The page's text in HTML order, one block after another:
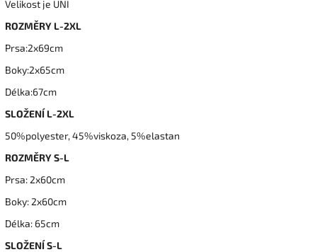
Velikost je UNI
ROZMĚRY L-2XL
Prsa:2x69cm
Boky:2x65cm
Délka:67cm
SLOŽENÍ L-2XL
50%polyester, 45%viskoza, 5%elastan
ROZMĚRY S-L
Prsa: 2x60cm
Boky: 2x60cm
Délka: 65cm
SLOŽENÍ S-L